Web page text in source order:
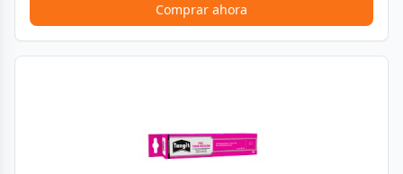
Comprar ahora